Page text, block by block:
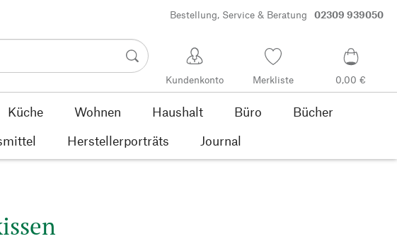
Bestellung, Service & Beratung 02309 939050
Kundenkonto Merkliste 0,00 €
Küche Wohnen Haushalt Büro
Bücher
Herstellerporträts Journal